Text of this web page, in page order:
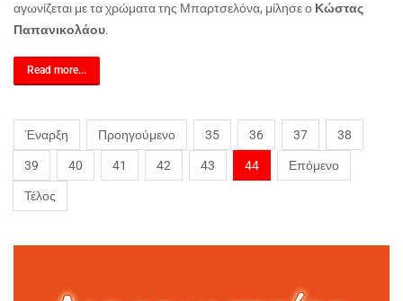
αγωνίζεται με τα χρώματα της Μπαρτσελόνα, μίλησε ο Κώστας
Παπανικολάου.
Read more...
Έναρξη Προηγούμενο 35 36 37 38
39 40 41 42 43 44 Επόμενο
Τέλος